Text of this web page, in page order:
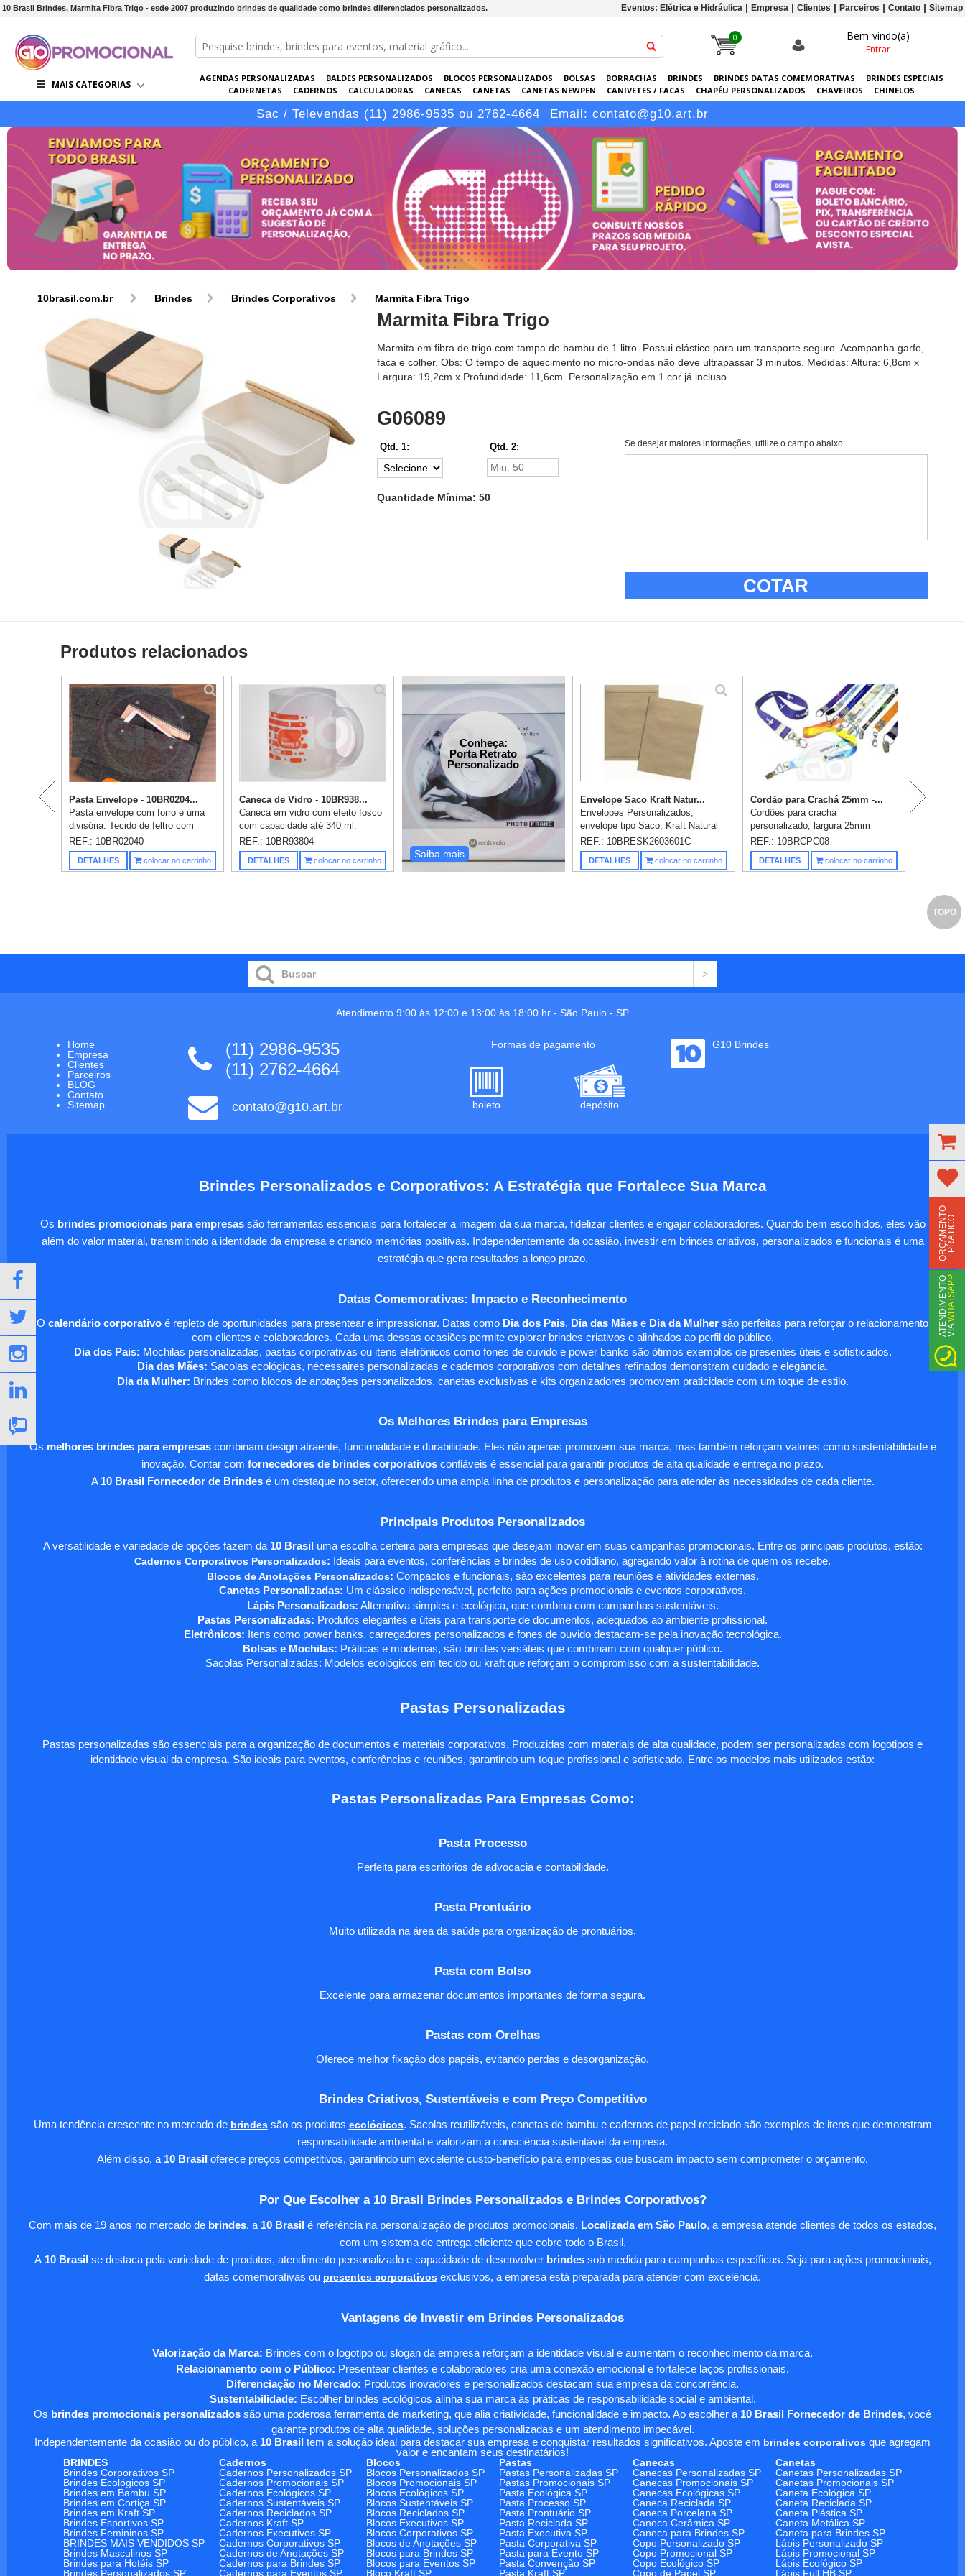
10 Brasil Brindes, Marmita Fibra Trigo - esde 2007 produzindo brindes de qualidade como brindes diferenciados personalizados. Eventos: Elétrica e Hidráulica Empresa Clientes Parceiros Contato Sitemap
0 Bem-vindo(a)
Entrar
MAIS CATEGORIAS
AGENDAS PERSONALIZADAS BALDES PERSONALIZADOS BLOCOS PERSONALIZADOS BOLSAS BORRACHAS BRINDES BRINDES DATAS COMEMORATIVAS
BRINDES ESPECIAIS
CADERNETAS
CADERNOS CALCULADORAS CANECAS CANETAS CANETAS NEWPEN CANIVETES / FACAS CHAPÉU PERSONALIZADOS CHAVEIROS
CHINELOS
CONJUNTOS DE BRINDES
COPOS ELETRÔNICOS EMBALAGENS ESCRITÓRIO EVENTOS GARRAFAS PERSONALIZADAS GRÁFICA GUARDA-CHUVAS KITS
LANÇAMENTOS
LÁPIS
Sac / Televendas (11) 2986-9535 ou 2762-4664 Email: contato@g10.art.br
10brasil.com.br Brindes Brindes Corporativos Marmita Fibra Trigo
Marmita Fibra Trigo
Marmita em fibra de trigo com tampa de bambu de 1 litro. Possui elástico para um transporte seguro. Acompanha garfo,
faca e colher. Obs: O tempo de aquecimento no micro-ondas não deve ultrapassar 3 minutos. Medidas: Altura: 6,8cm x
Largura: 19,2cm x Profundidade: 11,6cm. Personalização em 1 cor já incluso.
G06089
Qtd. 1: Qtd. 2:
Quantidade Mínima: 50
Se desejar maiores informações, utilize o campo abaixo:
COTAR
Produtos relacionados
Pasta Envelope - 10BR0204...
Pasta envelope com forro e uma
divisória. Tecido de feltro com
detalhe em couro sintético e dois
botões pretos superiores.
Acompanha placa metálica para
REF.: 10BR02040
DETALHES colocar no carrinho
Caneca de Vidro - 10BR938...
Caneca em vidro com efeito fosco
com capacidade até 340 ml.
Fornecida em caixa. ø80 x 97 mm,
Caixa: 120 x 88 x 102 mm.
Personalização em 1 cor já
REF.: 10BR93804
DETALHES colocar no carrinho
Conheça:
Porta Retrato
Personalizado
Saiba mais
Envelope Saco Kraft Natur...
Envelopes Personalizados,
envelope tipo Saco, Kraft Natural
80gr, impressão em 1 cor já
incluso, medida: 26x36cm.
REF.: 10BRESK2603601C
DETALHES colocar no carrinho
Cordão para Crachá 25mm -...
Cordões para crachá
personalizado, largura 25mm
(espessura) x 850mm aberto,
acabamento tipo jacaré, gravação
digital sem limite de cores.
REF.: 10BRCPC08
DETALHES colocar no carrinho
TOPO
Atendimento 9:00 às 12:00 e 13:00 às 18:00 hr - São Paulo - SP
Home
Empresa
Clientes
Parceiros
BLOG
Contato
Sitemap
(11) 2986-9535
(11) 2762-4664
contato@g10.art.br
Formas de pagamento
boleto depósito
G10 Brindes
Brindes Personalizados e Corporativos: A Estratégia que Fortalece Sua Marca
Os brindes promocionais para empresassão ferramentas essenciais para fortalecer a imagem da sua marca, fidelizar clientes e engajar colaboradores. Quando bem escolhidos, eles vão
além do valor material, transmitindo a identidade da empresa e criando memórias positivas. Independentemente da ocasião, investir em brindes criativos, personalizados e funcionais é uma
estratégia que gera resultados a longo prazo.
Datas Comemorativas: Impacto e Reconhecimento
O calendário corporativo é repleto de oportunidades para presentear e impressionar. Datas como Dia dos Pais, Dia das Mães e Dia da Mulher são perfeitas para reforçar o relacionamento
com clientes e colaboradores. Cada uma dessas ocasiões permite explorar brindes criativos e alinhados ao perfil do público.
Dia dos Pais: Mochilas personalizadas, pastas corporativas ou itens eletrônicos como fones de ouvido e power banks são ótimos exemplos de presentes úteis e sofisticados.
Dia das Mães: Sacolas ecológicas, nécessaires personalizadas e cadernos corporativos com detalhes refinados demonstram cuidado e elegância.
Dia da Mulher: Brindes como blocos de anotações personalizados, canetas exclusivas e kits organizadores promovem praticidade com um toque de estilo.
Os Melhores Brindes para Empresas
Os melhores brindes para empresascombinam design atraente, funcionalidade e durabilidade. Eles não apenas promovem sua marca, mas também reforçam valores como sustentabilidade e
inovação. Contar com fornecedores de brindes corporativos confiáveis é essencial para garantir produtos de alta qualidade e entrega no prazo.
A 10 Brasil Fornecedor de Brindesé um destaque no setor, oferecendo uma ampla linha de produtos e personalização para atender às necessidades de cada cliente.
Principais Produtos Personalizados
A versatilidade e variedade de opções fazem da 10 Brasil uma escolha certeira para empresas que desejam inovar em suas campanhas promocionais. Entre os principais produtos, estão:
Cadernos Corporativos Personalizados: Ideais para eventos, conferências e brindes de uso cotidiano, agregando valor à rotina de quem os recebe.
Blocos de Anotações Personalizados: Compactos e funcionais, são excelentes para reuniões e atividades externas.
Canetas Personalizadas: Um clássico indispensável, perfeito para ações promocionais e eventos corporativos.
Lápis Personalizados: Alternativa simples e ecológica, que combina com campanhas sustentáveis.
Pastas Personalizadas: Produtos elegantes e úteis para transporte de documentos, adequados ao ambiente profissional.
Eletrônicos: Itens como power banks, carregadores personalizados e fones de ouvido destacam-se pela inovação tecnológica.
Bolsas e Mochilas: Práticas e modernas, são brindes versáteis que combinam com qualquer público.
Sacolas Personalizadas: Modelos ecológicos em tecido ou kraft que reforçam o compromisso com a sustentabilidade.
Pastas Personalizadas
Pastas personalizadas são essenciais para a organização de documentos e materiais corporativos. Produzidas com materiais de alta qualidade, podem ser personalizadas com logotipos e
identidade visual da empresa. São ideais para eventos, conferências e reuniões, garantindo um toque profissional e sofisticado. Entre os modelos mais utilizados estão:
Pastas Personalizadas Para Empresas Como:
Pasta Processo
Perfeita para escritórios de advocacia e contabilidade.
Pasta Prontuário
Muito utilizada na área da saúde para organização de prontuários.
Pasta com Bolso
Excelente para armazenar documentos importantes de forma segura.
Pastas com Orelhas
Oferece melhor fixação dos papéis, evitando perdas e desorganização.
Brindes Criativos, Sustentáveis e com Preço Competitivo
Uma tendência crescente no mercado de brindessão os produtos ecológicos. Sacolas reutilizáveis, canetas de bambu e cadernos de papel reciclado são exemplos de itens que demonstram
responsabilidade ambiental e valorizam a consciência sustentável da empresa.
Além disso, a 10 Brasil oferece preços competitivos, garantindo um excelente custo-benefício para empresas que buscam impacto sem comprometer o orçamento.
Por Que Escolher a 10 Brasil Brindes Personalizados e Brindes Corporativos?
Com mais de 19 anos no mercado de brindes, a 10 Brasil é referência na personalização de produtos promocionais. Localizada em São Paulo, a empresa atende clientes de todos os estados,
com um sistema de entrega eficiente que cobre todo o Brasil.
A10 Brasil se destaca pela variedade de produtos, atendimento personalizado e capacidade de desenvolver brindessob medida para campanhas específicas. Seja para ações promocionais,
datas comemorativas ou presentes corporativos exclusivos, a empresa está preparada para atender com excelência.
Vantagens de Investir em Brindes Personalizados
Valorização da Marca: Brindes com o logotipo ou slogan da empresa reforçam a identidade visual e aumentam o reconhecimento da marca.
Relacionamento com o Público: Presentear clientes e colaboradores cria uma conexão emocional e fortalece laços profissionais.
Diferenciação no Mercado: Produtos inovadores e personalizados destacam sua empresa da concorrência.
Sustentabilidade: Escolher brindes ecológicos alinha sua marca às práticas de responsabilidade social e ambiental.
Os brindes promocionais personalizados são uma poderosa ferramenta de marketing, que alia criatividade, funcionalidade e impacto. Ao escolher a 10 Brasil Fornecedor de Brindes, você
garante produtos de alta qualidade, soluções personalizadas e um atendimento impecável.
Independentemente da ocasião ou do público, a 10 Brasil tem a solução ideal para destacar sua empresa e conquistar resultados significativos. Aposte em brindes corporativos que agregam
valor e encantam seus destinatários!
BRINDES
Cadernos Blocos Pastas Canecas
Canetas
Brindes Corporativos SP
Cadernos Personalizados SP Blocos Personalizados SP Pastas Personalizadas SP Canecas Personalizadas SP
Canetas Personalizadas SP
Brindes Ecológicos SP
Cadernos Promocionais SP Blocos Promocionais SP Pastas Promocionais SP Canecas Promocionais SP
Canetas Promocionais SP
Brindes em Bambu SP
Cadernos Ecológicos SP Blocos Ecológicos SP Pasta Ecológica SP Canecas Ecológicas SP
Caneta Ecológica SP
Brindes em Cortiça SP
Cadernos Sustentáveis SP Blocos Sustentáveis SP Pasta Processo SP Caneca Reciclada SP
Caneta Reciclada SP
Brindes em Kraft SP
Cadernos Reciclados SP Blocos Reciclados SP Pasta Prontuário SP Caneca Porcelana SP
Caneta Plástica SP
Brindes Esportivos SP
Cadernos Kraft SP Blocos Executivos SP Pasta Reciclada SP Caneca Cerâmica SP
Caneta Metálica SP
Brindes Femininos SP
Cadernos Executivos SP Blocos Corporativos SP Pasta Executiva SP Caneca para Brindes SP
Caneta para Brindes SP
BRINDES MAIS VENDIDOS SP
Cadernos Corporativos SP Blocos de Anotações SP Pasta Corporativa SP Copo Personalizado SP
Lápis Personalizado SP
Brindes Masculinos SP
Cadernos de Anotações SP Blocos para Brindes SP Pasta para Evento SP Copo Promocional SP
Lápis Promocional SP
Brindes para Hotéis SP
Cadernos para Brindes SP Blocos para Eventos SP Pasta Convenção SP Copo Ecológico SP
Lápis Ecológico SP
Brindes Personalizados SP
Cadernos para Eventos SP Bloco Kraft SP Pasta Kraft SP Copo de Papel SP Lápis Full HB SP
O
R
Ç
A
M
E
N
T
O
P
R
Á
T
I
CO
A
TE
N
D
I
M
E
N
T
O
V
I
AWHATSAPP